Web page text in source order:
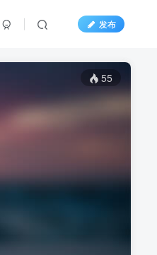
发布
55